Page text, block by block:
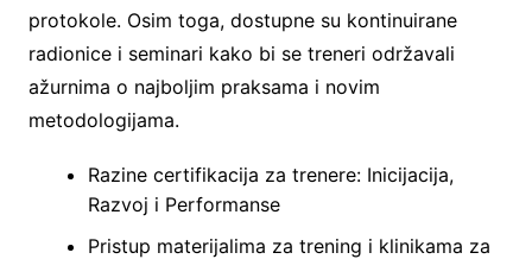
protokole. Osim toga, dostupne su kontinuirane
radionice i seminari kako bi se treneri održavali
ažurnima o najboljim praksama i novim
metodologijama.
Razine certifikacija za trenere: Inicijacija,
Razvoj i Performanse
Pristup materijalima za trening i klinikama za